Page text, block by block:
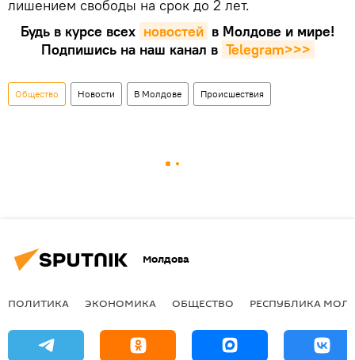
лишением свободы на срок до 2 лет.
Будь в курсе всех новостей в Молдове и мире!
Подпишись на наш канал в Telegram>>>
Общество Новости В Молдове Происшествия
Молдова
ПОЛИТИКА ЭКОНОМИКА ОБЩЕСТВО РЕСПУБЛИКА